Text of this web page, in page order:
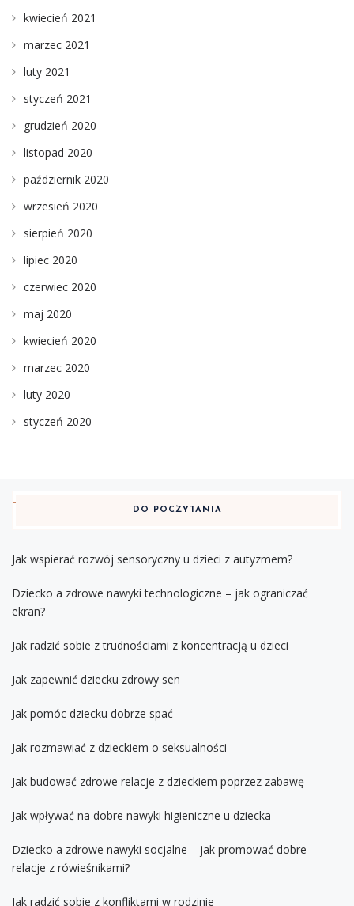
kwiecień 2021
marzec 2021
luty 2021
styczeń 2021
grudzień 2020
listopad 2020
październik 2020
wrzesień 2020
sierpień 2020
lipiec 2020
czerwiec 2020
maj 2020
kwiecień 2020
marzec 2020
luty 2020
styczeń 2020
DO POCZYTANIA
Jak wspierać rozwój sensoryczny u dzieci z autyzmem?
Dziecko a zdrowe nawyki technologiczne – jak ograniczać
ekran?
Jak radzić sobie z trudnościami z koncentracją u dzieci
Jak zapewnić dziecku zdrowy sen
Jak pomóc dziecku dobrze spać
Jak rozmawiać z dzieckiem o seksualności
Jak budować zdrowe relacje z dzieckiem poprzez zabawę
Jak wpływać na dobre nawyki higieniczne u dziecka
Dziecko a zdrowe nawyki socjalne – jak promować dobre
relacje z rówieśnikami?
Jak radzić sobie z konfliktami w rodzinie